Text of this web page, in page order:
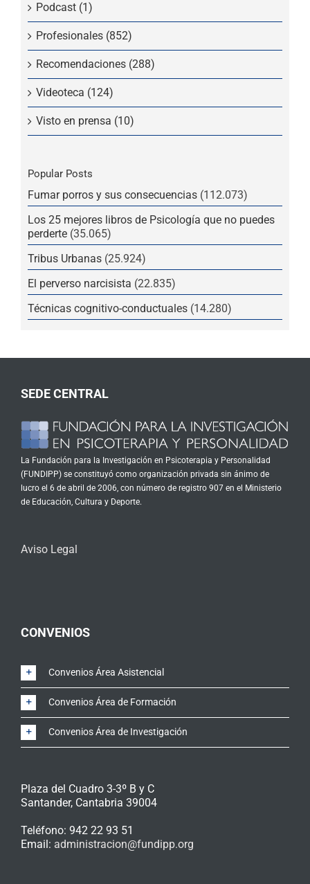
Podcast (1)
Profesionales (852)
Recomendaciones (288)
Videoteca (124)
Visto en prensa (10)
Popular Posts
Fumar porros y sus consecuencias (112.073)
Los 25 mejores libros de Psicología que no puedes
perderte (35.065)
Tribus Urbanas (25.924)
El perverso narcisista (22.835)
Técnicas cognitivo-conductuales (14.280)
SEDE CENTRAL
La Fundación para la Investigación en Psicoterapia y Personalidad
(FUNDIPP) se constituyó como organización privada sin ánimo de
lucro el 6 de abril de 2006, con número de registro 907 en el Ministerio
de Educación, Cultura y Deporte.
Aviso Legal
CONVENIOS
Convenios Área Asistencial
Convenios Área de Formación
Convenios Área de Investigación
Plaza del Cuadro 3-3º B y C
Santander, Cantabria 39004
Teléfono: 942 22 93 51
Email: administracion@fundipp.org